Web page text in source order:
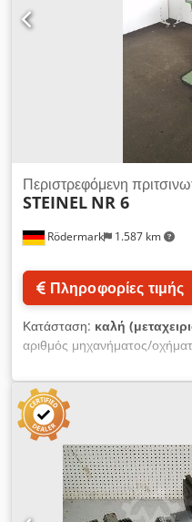
Rödermark 1.587 km
Περιστρεφόμενη
STEINEL NR 6
Πληροφορίες τιμής
Κατάσταση: καλή
αριθμός μηχανήματος/
Τεχνικά δεδομένα: - Μέγιστη
- Δύναμη προώθησης: 1200
πριτσινίσματος: 0 - 10 sec
τραπεζιού: 250 x 175 mm
Ρυθμιζόμενο ύψος
40 mm - Λειτουργική
400 V / 0,6 / 0,75 kW -
650 mm - Βάρος περίπου